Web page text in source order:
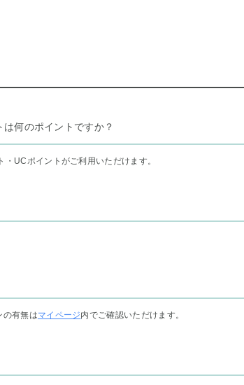
何のポイントですか？
UCポイントがご利用いただけます。
の有無はマイページ内でご確認いただけます。